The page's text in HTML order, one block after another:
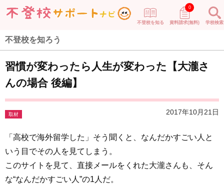
不登校を知る 資料請求(無料)
0
学校検索
不登校を知ろう
習慣が変わったら人生が変わった【大瀧さ
んの場合 後編】
取材 2017年10月21日
「高校で海外留学した」そう聞くと、なんだかすごい人と
いう目でその人を見てしまう。
このサイトを見て、直接メールをくれた大瀧さんも、そん
な“なんだかすごい人”の1人だ。